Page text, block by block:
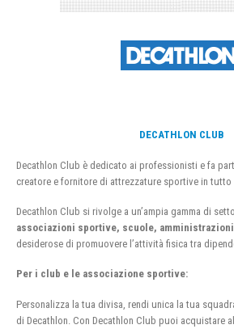
DECATHLON CLUB
Decathlon Club è dedicato ai professionisti e fa
creatore e fornitore di attrezzature sportive in tutto
Decathlon Club si rivolge a un’ampia gamma di
associazioni sportive, scuole,
desiderose di promuovere l’attività fisica tra
Per i club e le associazione sportive:
Personalizza la tua divisa, rendi unica la tua
di Decathlon. Con Decathlon Club puoi acquistare